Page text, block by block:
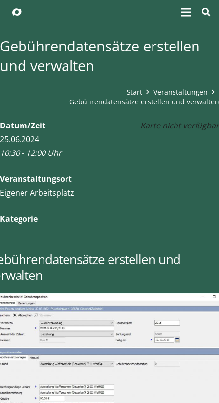
Gebührendatensätze erstellen
und verwalten
Start
Veranstaltungen
Gebührendatensätze erstellen und verwalten
Karte nicht verfügbar
Datum/Zeit
25.06.2024
10:30 - 12:00 Uhr
Veranstaltungsort
Eigener Arbeitsplatz
Kategorie
erstellen und